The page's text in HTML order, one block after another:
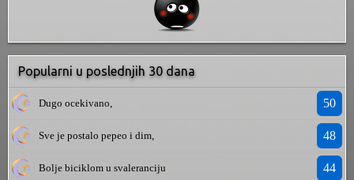
Popularni u poslednjih 30 dana
Dugo ocekivano, 50
Sve je postalo pepeo i dim, 48
Bolje biciklom u svaleranciju 44